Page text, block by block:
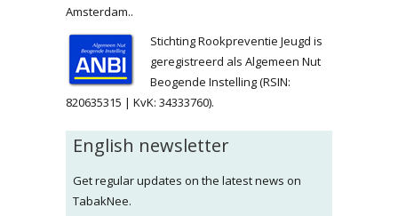
Amsterdam..
Stichting Rookpreventie Jeugd is
geregistreerd als Algemeen Nut
Beogende Instelling (RSIN:
820635315 | KvK: 34333760).
English newsletter
Get regular updates on the latest news on
TabakNee.